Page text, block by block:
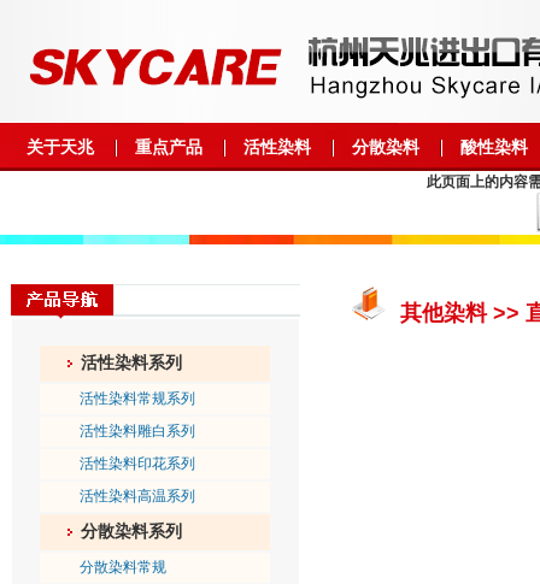
关于天兆 重点产品 活性染料 分散染料 酸性染料
此页面上的内容
活性染料系列
活性染料常规系列
活性染料雕白系列
活性染料印花系列
活性染料高温系列
分散染料系列
分散染料常规
其他染料 >>